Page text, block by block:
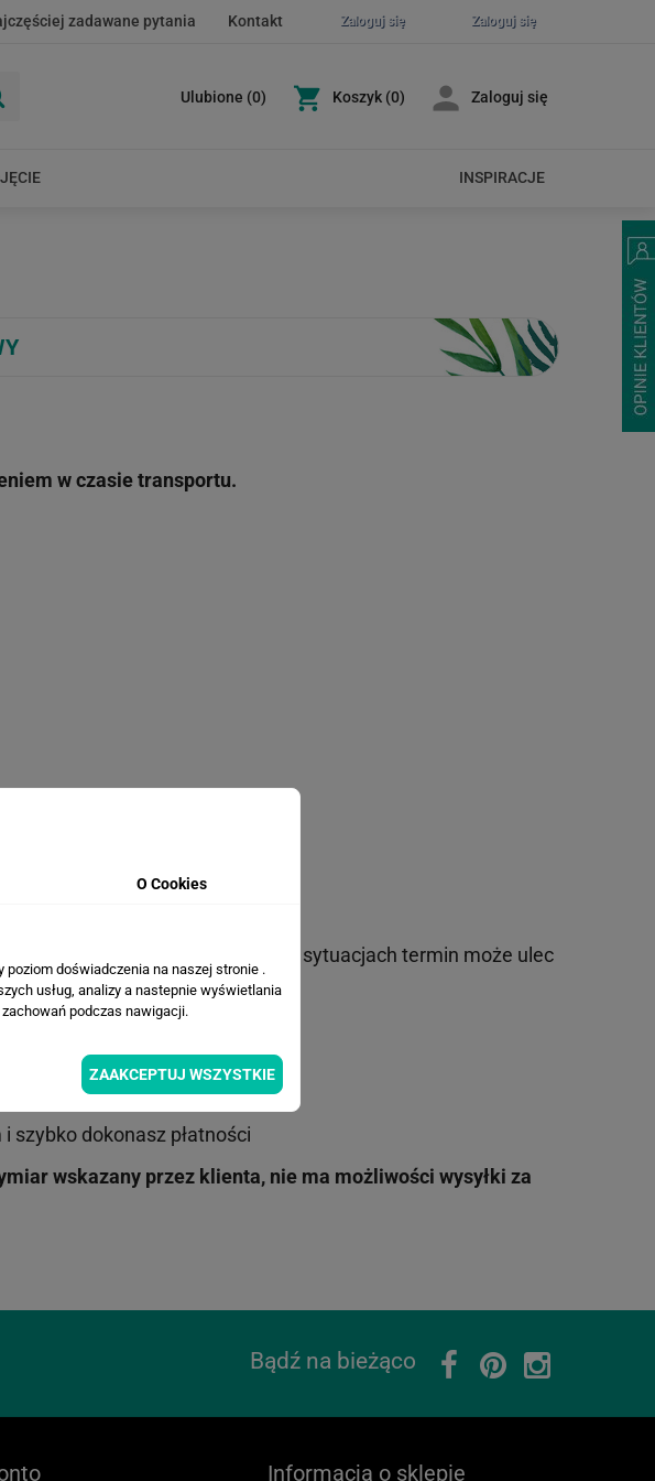
Zaloguj się
Zaloguj się
zadawane pytania Kontakt
Ulubione (0) Koszyk (0) Zaloguj się
INSPIRACJE
w czasie transportu.
dni.
na konto. W wyjątkowych sytuacjach termin może ulec
szybko dokonasz płatności
wskazany przez klienta, nie ma możliwości wysyłki za
Bądź na bieżąco
Informacja o sklepie
O Cookies
poziom doświadczenia na naszej stronie .
usług, analizy a nastepnie wyświetlania
podczas nawigacji.
ZAAKCEPTUJ WSZYSTKIE